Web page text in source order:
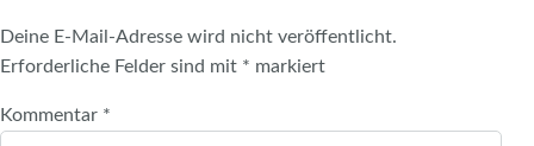
Deine E-Mail-Adresse wird nicht veröffentlicht.
Erforderliche Felder sind mit * markiert
Kommentar *